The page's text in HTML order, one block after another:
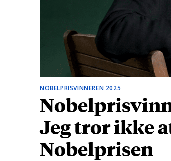
NOBELPRISVINNEREN 2025
Jeg tror ikke
Nobelprisen